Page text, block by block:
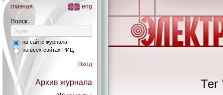
главная eng
Поиск:
на сайте журнала
на всех сайтах РИЦ
Вход
Архив журнала
Тег